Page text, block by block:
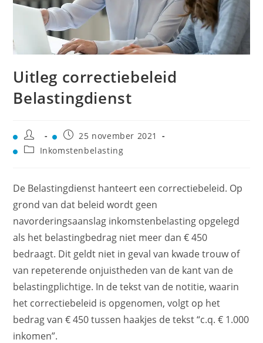
Uitleg correctiebeleid
Belastingdienst
25 november 2021
Inkomstenbelasting
De Belastingdienst hanteert een correctiebeleid. Op
grond van dat beleid wordt geen
navorderingsaanslag inkomstenbelasting opgelegd
als het belastingbedrag niet meer dan € 450
bedraagt. Dit geldt niet in geval van kwade trouw of
van repeterende onjuistheden van de kant van de
belastingplichtige. In de tekst van de notitie, waarin
het correctiebeleid is opgenomen, volgt op het
bedrag van € 450 tussen haakjes de tekst “c.q. € 1.000
inkomen”.